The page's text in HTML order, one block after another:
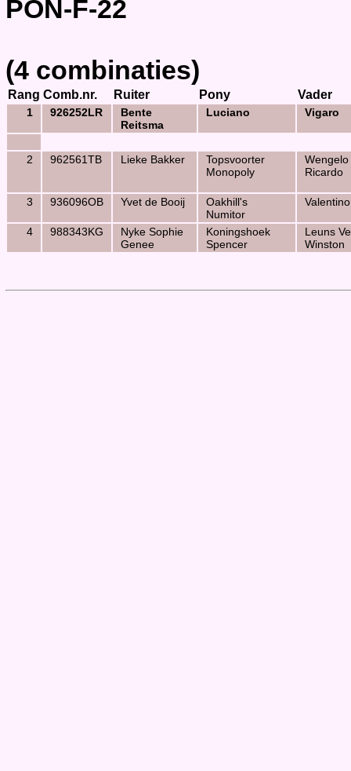
PON-F-22
(4 combinaties)
Rang Comb.nr. Ruiter Pony Vader
1 926252LR
Bente
Reitsma
Luciano Vigaro
2 962561TB Lieke Bakker
Topsvoorter
Monopoly
Wengelo
Ricardo
3 936096OB Yvet de Booij
Oakhill's
Numitor
Valentino
4 988343KG
Nyke Sophie
Genee
Koningshoek
Spencer
Leuns
Winston